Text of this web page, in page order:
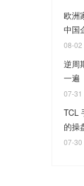
欧洲
中国
08-02
逆周
一遍
07-31
TCL
的操
07-30